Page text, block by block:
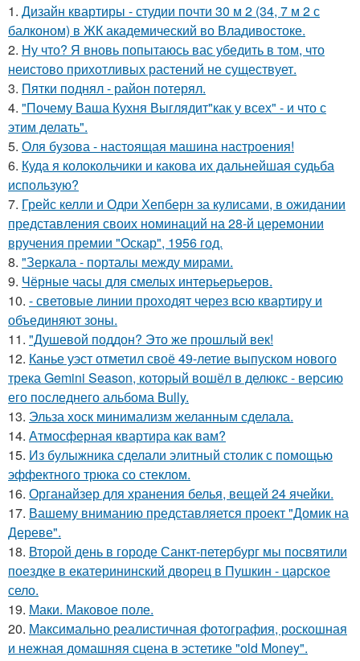
1. Дизайн квартиры - студии почти 30 м 2 (34, 7 м 2 с
балконом) в ЖК академический во Владивостоке.
2. Ну что? Я вновь попытаюсь вас убедить в том, что
неистово прихотливых растений не существует.
3. Пятки поднял - район потерял.
4. "Почему Ваша Кухня Выглядит"как у всех" - и что с
этим делать".
5. Оля бузова - настоящая машина настроения!
6. Куда я колокольчики и какова их дальнейшая судьба
использую?
7. Грейс келли и Одри Хепберн за кулисами, в ожидании
представления своих номинаций на 28-й церемонии
вручения премии "Оскар", 1956 год.
8. "Зеркала - порталы между мирами.
9. Чёрные часы для смелых интерьерьеров.
10. - световые линии проходят через всю квартиру и
объединяют зоны.
11. "Душевой поддон? Это же прошлый век!
12. Канье уэст отметил своё 49-летие выпуском нового
трека Gemini Season, который вошёл в делюкс - версию
его последнего альбома Bully.
13. Эльза хоск минимализм желанным сделала.
14. Атмосферная квартира как вам?
15. Из булыжника сделали элитный столик с помощью
эффектного трюка со стеклом.
16. Органайзер для хранения белья, вещей 24 ячейки.
17. Вашему вниманию представляется проект "Домик на
Дереве".
18. Второй день в городе Санкт-петербург мы посвятили
поездке в екатерининский дворец в Пушкин - царское
село.
19. Маки. Маковое поле.
20. Максимально реалистичная фотография, роскошная
и нежная домашняя сцена в эстетике "old Money".